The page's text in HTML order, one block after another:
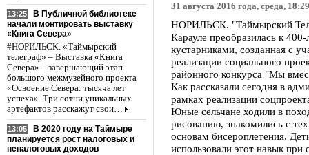
13:25
В Публичной библиотеке
начали монтировать выставку
«Книга Севера»
#НОРИЛЬСК. «Таймырский
телеграф» – Выставка «Книга
Севера» – завершающий этап
большого межмузейного проекта
«Освоение Севера: тысяча лет
успеха». Три сотни уникальных
артефактов расскажут свои…
13:05
В 2020 году на Таймыре
планируется рост налоговых и
неналоговых доходов
31 августа 2016 года, среда, 18:29
НОРИЛЬСК. "Таймырский
Карауле преобразилась к
кустарниками, созданная с
реализации социального
районного конкурса "Мы
Как рассказали сегодня в
рамках реализации
Юные сельчане ходили в
рисованию, знакомились с
основам бисероплетения.
использовали этот навык